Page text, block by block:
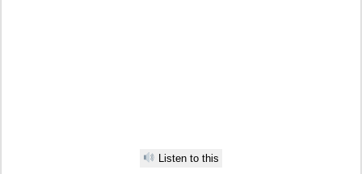
Listen to this